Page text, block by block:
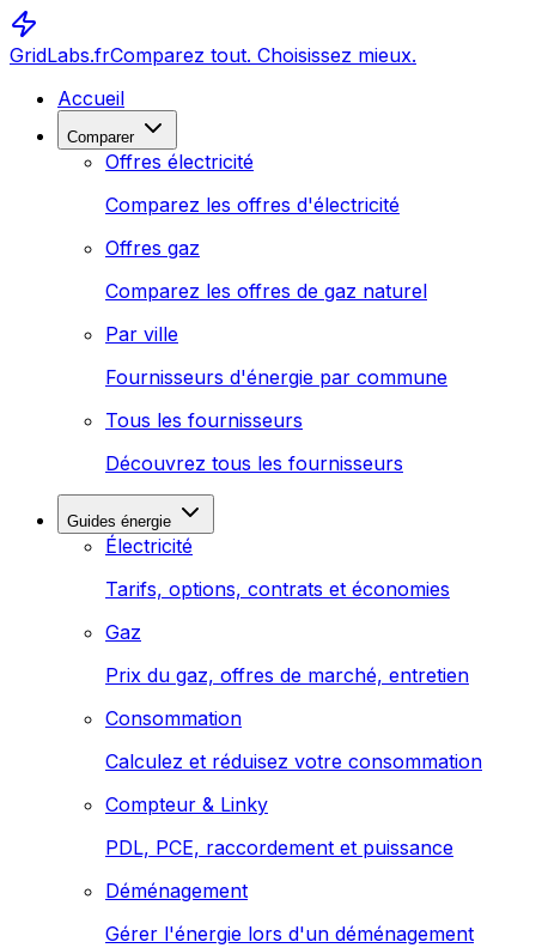
GridLabs.frComparez tout. Choisissez mieux.
Accueil
Comparer
Offres électricité
Comparez les offres d'électricité
Offres gaz
Comparez les offres de gaz naturel
Par ville
Fournisseurs d'énergie par commune
Tous les fournisseurs
Découvrez tous les fournisseurs
Guides énergie
Électricité
Tarifs, options, contrats et économies
Gaz
Prix du gaz, offres de marché, entretien
Consommation
Calculez et réduisez votre consommation
Compteur & Linky
PDL, PCE, raccordement et puissance
Déménagement
Gérer l'énergie lors d'un déménagement